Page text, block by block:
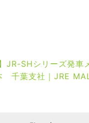
JR-SHシリーズ発
千葉支社｜JRE